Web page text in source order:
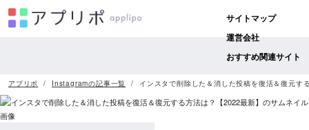
サイトマップ
運営会社
おすすめ関連サイト
アプリポ Instagramの記事一覧 インスタで削除した＆消した投稿を復活＆復元す